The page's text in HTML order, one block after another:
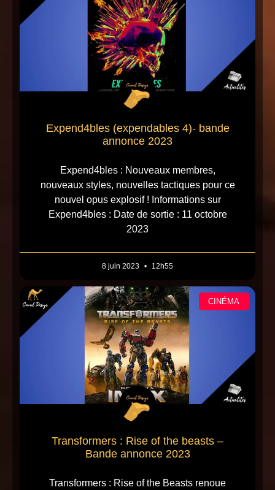
Expend4bles (expendables 4)- bande
annonce 2023
Expend4bles : Nouveaux membres,
nouveaux styles, nouvelles tactiques pour ce
nouvel opus explosif ! Informations sur
Expend4bles : Date de sortie : 11 octobre
2023
8 juin 2023 12h55
CINÉMA
Transformers : Rise of the beasts –
Bande annonce 2023
Transformers : Rise of the Beasts renoue